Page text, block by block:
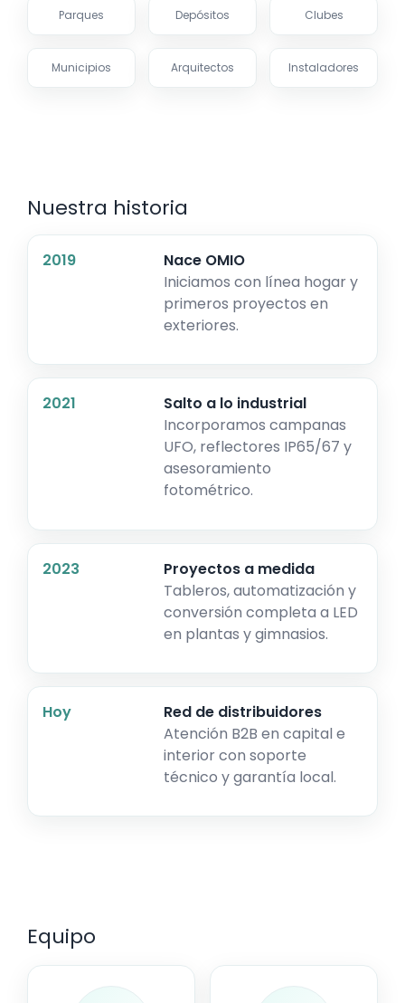
Parques Depósitos Clubes
Municipios Arquitectos Instaladores
Nuestra historia
2019
Nace OMIO
Iniciamos con línea hogar y
primeros proyectos en
exteriores.
2021
Salto a lo industrial
Incorporamos campanas
UFO, reflectores IP65/67 y
asesoramiento
fotométrico.
2023
Proyectos a medida
Tableros, automatización y
conversión completa a LED
en plantas y gimnasios.
Hoy
Red de distribuidores
Atención B2B en capital e
interior con soporte
técnico y garantía local.
Equipo